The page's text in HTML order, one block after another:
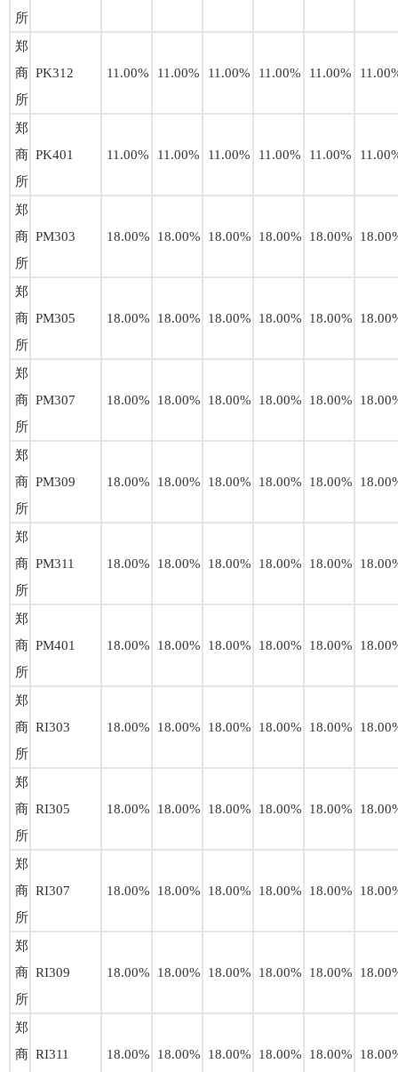
所
郑
商
所
PK312 11.00% 11.00% 11.00% 11.00% 11.00%
郑
商
所
PK401 11.00% 11.00% 11.00% 11.00% 11.00%
郑
商
所
PM303 18.00% 18.00% 18.00% 18.00% 18.00%
郑
商
所
PM305 18.00% 18.00% 18.00% 18.00% 18.00%
郑
商
所
PM307 18.00% 18.00% 18.00% 18.00% 18.00%
郑
商
所
PM309 18.00% 18.00% 18.00% 18.00% 18.00%
郑
商
所
PM311 18.00% 18.00% 18.00% 18.00% 18.00%
郑
商
所
PM401 18.00% 18.00% 18.00% 18.00% 18.00%
郑
商
所
RI303 18.00% 18.00% 18.00% 18.00% 18.00%
郑
商
所
RI305 18.00% 18.00% 18.00% 18.00% 18.00%
郑
商
所
RI307 18.00% 18.00% 18.00% 18.00% 18.00%
郑
商
所
RI309 18.00% 18.00% 18.00% 18.00% 18.00%
郑
商 RI311 18.00% 18.00% 18.00% 18.00% 18.00%